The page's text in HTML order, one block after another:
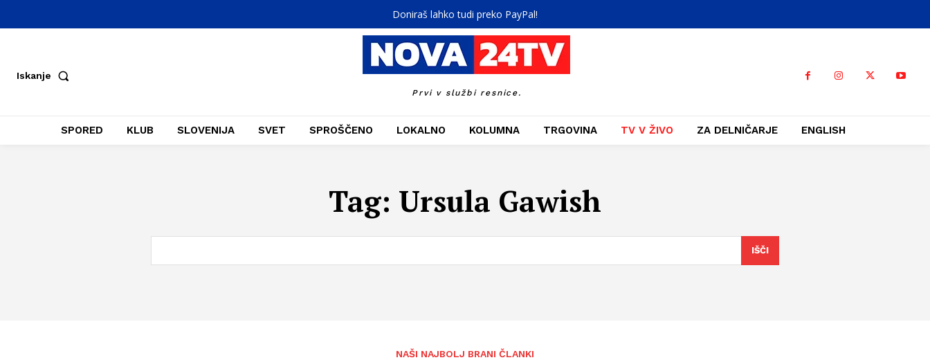
Doniraš lahko tudi preko PayPal!
Iskanje
Prvi v službi resnice.
SPORED KLUB SLOVENIJA SVET SPROŠČENO LOKALNO KOLUMNA TRGOVINA TV V ŽIVO ZA DELNIČARJE ENGLISH
Tag: Ursula Gawish
IŠČI
NAŠI NAJBOLJ BRANI ČLANKI